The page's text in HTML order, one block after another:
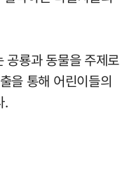
공룡과 동물을 주제로
을 통해 어린이들의
.